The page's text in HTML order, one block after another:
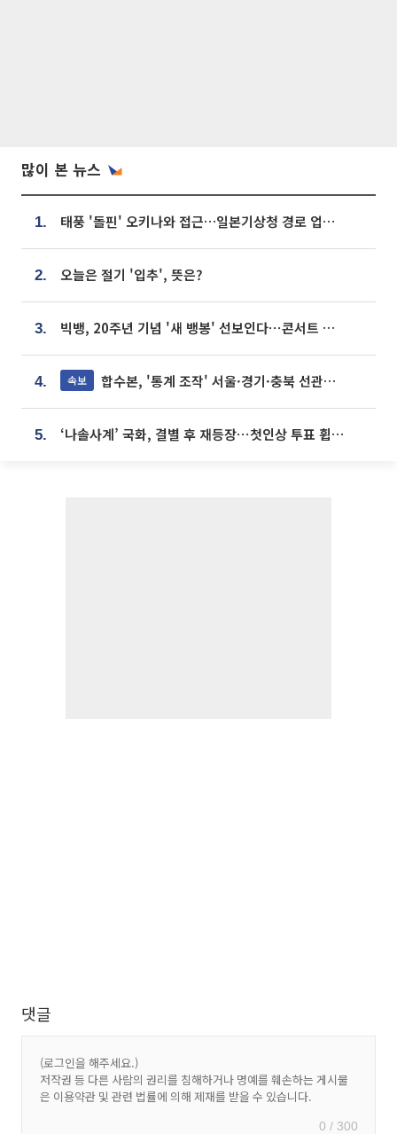
많이 본 뉴스
1. 태풍 '돌핀' 오키나와 접근…일본기상청 경로 업데이트
2. 오늘은 절기 '입추', 뜻은?
3. 빅뱅, 20주년 기념 '새 뱅봉' 선보인다⋯콘서트 앞두고 팝업 개최
4. 속보 합수본, '통계 조작' 서울·경기·충북 선관위 등 추가 압수수색
5. ‘나솔사계’ 국화, 결별 후 재등장⋯첫인상 투표 휩쓸고 ‘인기녀’ 등극
댓글
0 / 300